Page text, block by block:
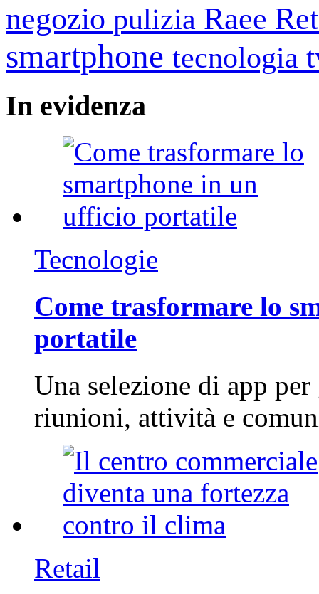
negozio pulizia Raee
smartphone tecnologia
In evidenza
Tecnologie
Come trasformare lo
portatile
Una selezione di app
riunioni, attività e
Retail